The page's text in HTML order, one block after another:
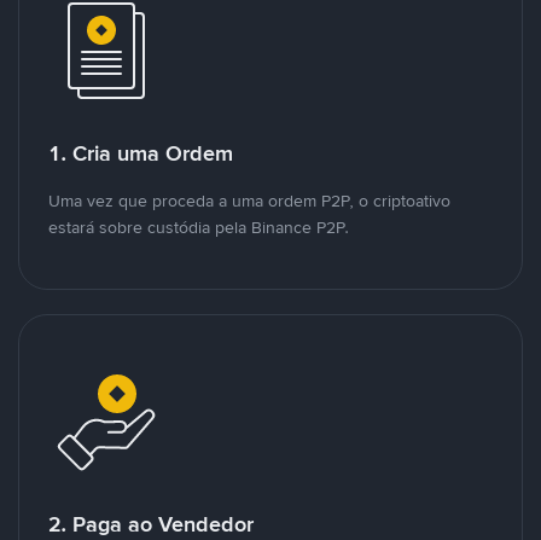
1. Cria uma Ordem
Uma vez que proceda a uma ordem P2P, o criptoativo
estará sobre custódia pela Binance P2P.
2. Paga ao Vendedor